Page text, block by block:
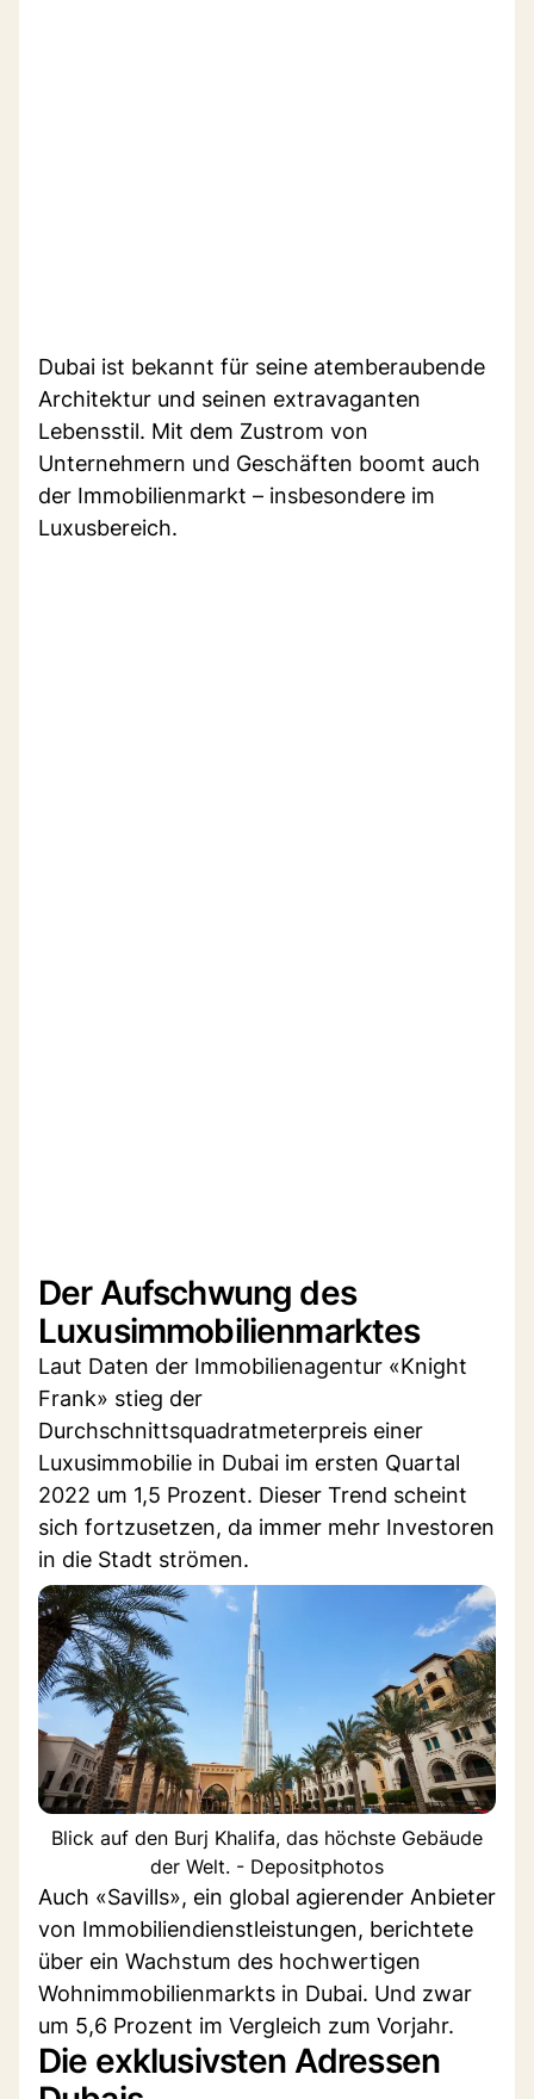
Dubai ist bekannt für seine atemberaubende
Architektur und seinen extravaganten
Lebensstil. Mit dem Zustrom von
Unternehmern und Geschäften boomt auch
der Immobilienmarkt – insbesondere im
Luxusbereich.
Der Aufschwung des
Luxusimmobilienmarktes
Laut Daten der Immobilienagentur «Knight
Frank» stieg der
Durchschnittsquadratmeterpreis einer
Luxusimmobilie in Dubai im ersten Quartal
2022 um 1,5 Prozent. Dieser Trend scheint
sich fortzusetzen, da immer mehr Investoren
in die Stadt strömen.
Blick auf den Burj Khalifa, das höchste Gebäude
der Welt. - Depositphotos
Auch «Savills», ein global agierender Anbieter
von Immobiliendienstleistungen, berichtete
über ein Wachstum des hochwertigen
Wohnimmobilienmarkts in Dubai. Und zwar
um 5,6 Prozent im Vergleich zum Vorjahr.
Die exklusivsten Adressen